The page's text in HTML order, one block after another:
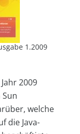
1.2009
2009
welche
die Java-